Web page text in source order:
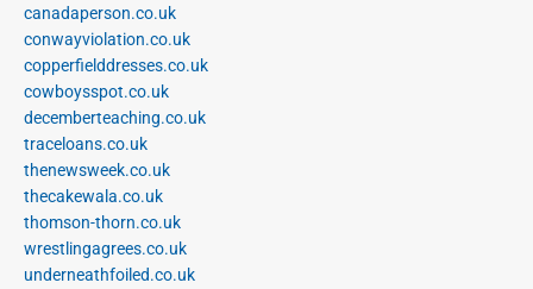
canadaperson.co.uk
conwayviolation.co.uk
copperfielddresses.co.uk
cowboysspot.co.uk
decemberteaching.co.uk
traceloans.co.uk
thenewsweek.co.uk
thecakewala.co.uk
thomson-thorn.co.uk
wrestlingagrees.co.uk
underneathfoiled.co.uk